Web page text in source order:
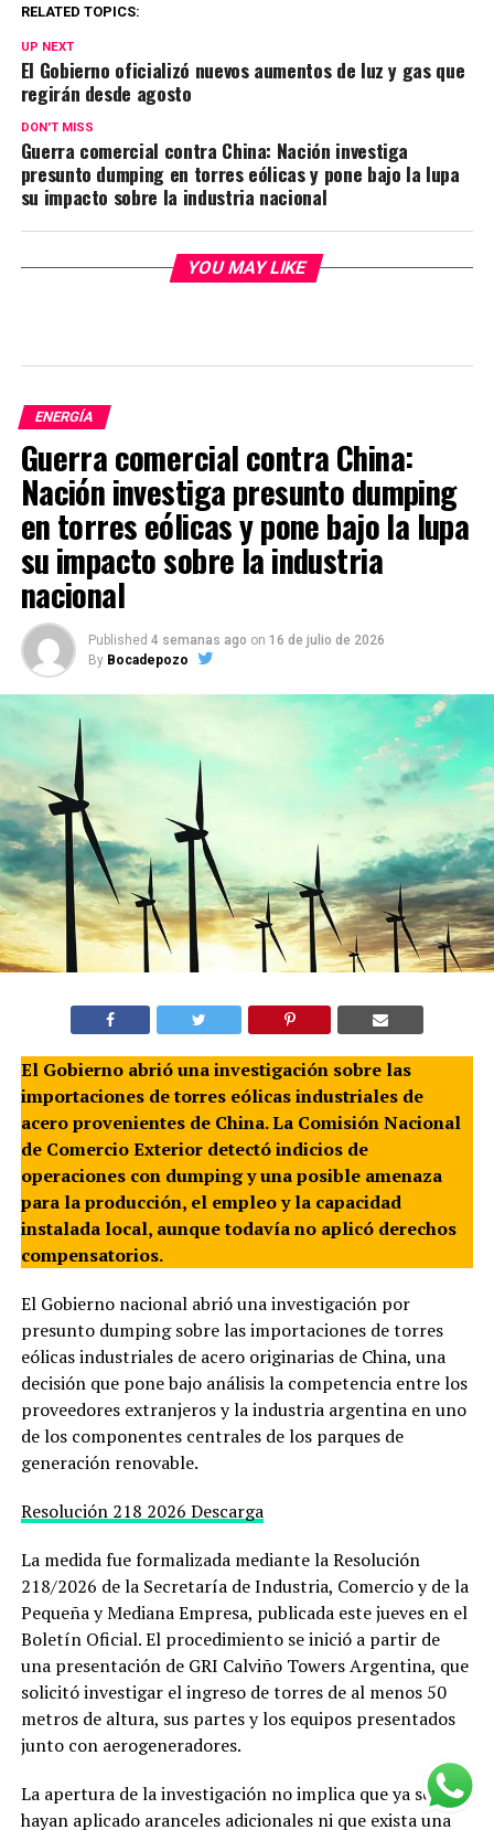
RELATED TOPICS:
UP NEXT
El Gobierno oficializó nuevos aumentos de luz y gas que
regirán desde agosto
DON'T MISS
Guerra comercial contra China: Nación investiga
presunto dumping en torres eólicas y pone bajo la lupa
su impacto sobre la industria nacional
YOU MAY LIKE
ENERGÍA
Guerra comercial contra China:
Nación investiga presunto dumping
en torres eólicas y pone bajo la lupa
su impacto sobre la industria
nacional
Published 4 semanas ago on 16 de julio de 2026
By Bocadepozo
El Gobierno abrió una investigación sobre las
importaciones de torres eólicas industriales de
acero provenientes de China. La Comisión Nacional
de Comercio Exterior detectó indicios de
operaciones con dumping y una posible amenaza
para la producción, el empleo y la capacidad
instalada local, aunque todavía no aplicó derechos
compensatorios.
El Gobierno nacional abrió una investigación por
presunto dumping sobre las importaciones de torres
eólicas industriales de acero originarias de China, una
decisión que pone bajo análisis la competencia entre los
proveedores extranjeros y la industria argentina en uno
de los componentes centrales de los parques de
generación renovable.
Resolución 218 2026 Descarga
La medida fue formalizada mediante la Resolución
218/2026 de la Secretaría de Industria, Comercio y de la
Pequeña y Mediana Empresa, publicada este jueves en el
Boletín Oficial. El procedimiento se inició a partir de
una presentación de GRI Calviño Towers Argentina, que
solicitó investigar el ingreso de torres de al menos 50
metros de altura, sus partes y los equipos presentados
junto con aerogeneradores.
La apertura de la investigación no implica que ya se
hayan aplicado aranceles adicionales ni que exista una